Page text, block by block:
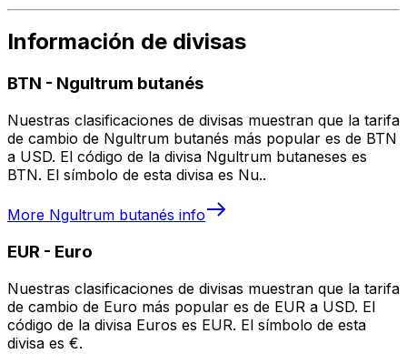
Información de divisas
BTN - Ngultrum butanés
Nuestras clasificaciones de divisas muestran que la tarifa
de cambio de Ngultrum butanés más popular es de BTN
a USD. El código de la divisa Ngultrum butaneses es
BTN. El símbolo de esta divisa es Nu..
More Ngultrum butanés info
EUR - Euro
Nuestras clasificaciones de divisas muestran que la tarifa
de cambio de Euro más popular es de EUR a USD. El
código de la divisa Euros es EUR. El símbolo de esta
divisa es €.